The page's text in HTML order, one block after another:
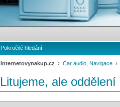
Internetovynakup.cz › Car audio, Navigace
Litujeme, ale oddělení
Pokročilé hledání